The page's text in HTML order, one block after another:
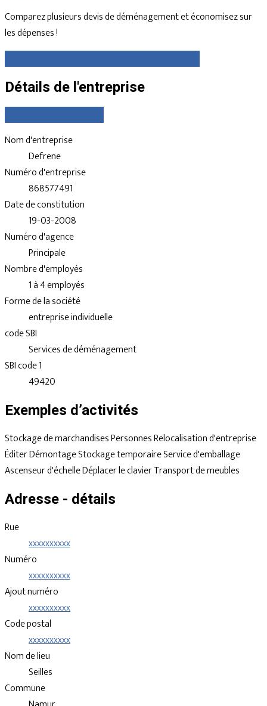
Comparez plusieurs devis de déménagement et économisez sur
les dépenses !
Détails de l'entreprise
Nom d'entreprise
Defrene
Numéro d'entreprise
868577491
Date de constitution
19-03-2008
Numéro d'agence
Principale
Nombre d'employés
1 à 4 employés
Forme de la société
entreprise individuelle
code SBI
Services de déménagement
SBI code 1
49420
Exemples d’activités
Stockage de marchandisesPersonnesRelocalisation d'entreprise
ÉditerDémontageStockage temporaireService d'emballage
Ascenseur d'échelleDéplacer le clavierTransport de meubles
Adresse - détails
Rue
xxxxxxxxxx
Numéro
xxxxxxxxxx
Ajout numéro
xxxxxxxxxx
Code postal
xxxxxxxxxx
Nom de lieu
Seilles
Commune